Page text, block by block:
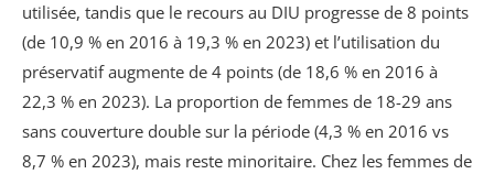
utilisée, tandis que le recours au DIU progresse de 8 points
(de 10,9 % en 2016 à 19,3 % en 2023) et l’utilisation du
préservatif augmente de 4 points (de 18,6 % en 2016 à
22,3 % en 2023). La proportion de femmes de 18-29 ans
sans couverture double sur la période (4,3 % en 2016 vs
8,7 % en 2023), mais reste minoritaire. Chez les femmes de